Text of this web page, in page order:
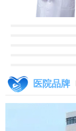
医院品牌